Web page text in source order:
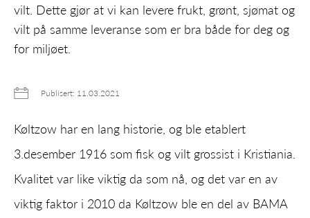
vilt. Dette gjør at vi kan levere frukt, grønt, sjømat og
vilt på samme leveranse som er bra både for deg og
for miljøet.
Publisert: 11.03.2021
Køltzow har en lang historie, og ble etablert
3.desember 1916 som fisk og vilt grossist i Kristiania.
Kvalitet var like viktig da som nå, og det var en av
viktig faktor i 2010 da Køltzow ble en del av BAMA